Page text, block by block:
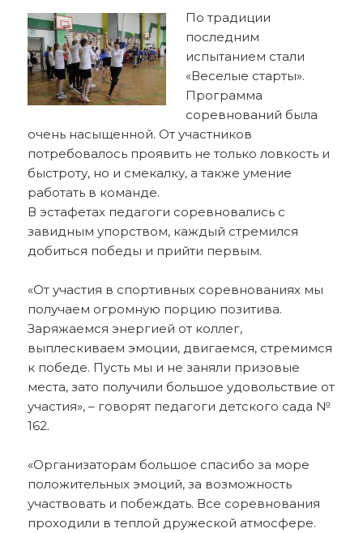
По традиции
последним
испытанием стали
«Веселые старты».
Программа
соревнований была
очень насыщенной. От участников
потребовалось проявить не только ловкость и
быстроту, но и смекалку, а также умение
работать в команде.
В эстафетах педагоги соревновались с
завидным упорством, каждый стремился
добиться победы и прийти первым.
«От участия в спортивных соревнованиях мы
получаем огромную порцию позитива.
Заряжаемся энергией от коллег,
выплескиваем эмоции, двигаемся, стремимся
к победе. Пусть мы и не заняли призовые
места, зато получили большое удовольствие от
участия», – говорят педагоги детского сада №
162.
«Организаторам большое спасибо за море
положительных эмоций, за возможность
участвовать и побеждать. Все соревнования
проходили в теплой дружеской атмосфере.